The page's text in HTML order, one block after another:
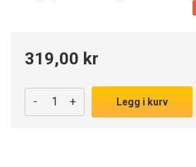
319,00 kr
- + Legg i kurv